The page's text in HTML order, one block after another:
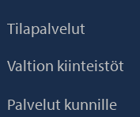
Tilapalvelut
Valtion kiinteistöt
Palvelut kunnille